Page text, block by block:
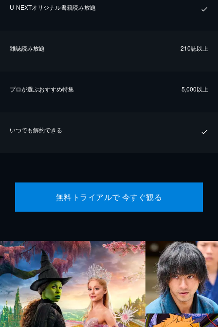
U-NEXTオリジナル書籍読み放題
雑誌読み放題 210誌以上
プロが選ぶおすすめ特集 5,000以上
いつでも解約できる
無料トライアルで 今すぐ観る